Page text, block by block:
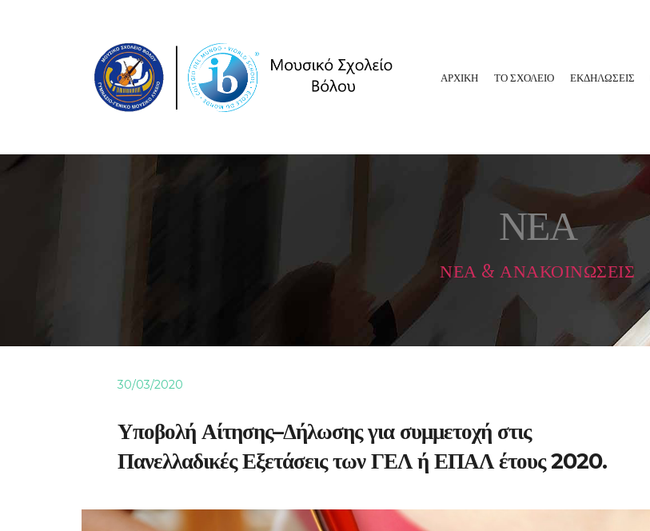
ΑΡΧΙΚΗ ΤΟ ΣΧΟΛΕΙΟ ΕΚΔΗΛΩΣΕΙΣ
ΝΕΑ
ΝΕΑ & ΑΝΑΚΟΙΝΩΣΕΙΣ
30/03/2020
Υποβολή Αίτησης–Δήλωσης για συμμετοχή στις
Πανελλαδικές Εξετάσεις των ΓΕΛ ή ΕΠΑΛ έτους 2020.